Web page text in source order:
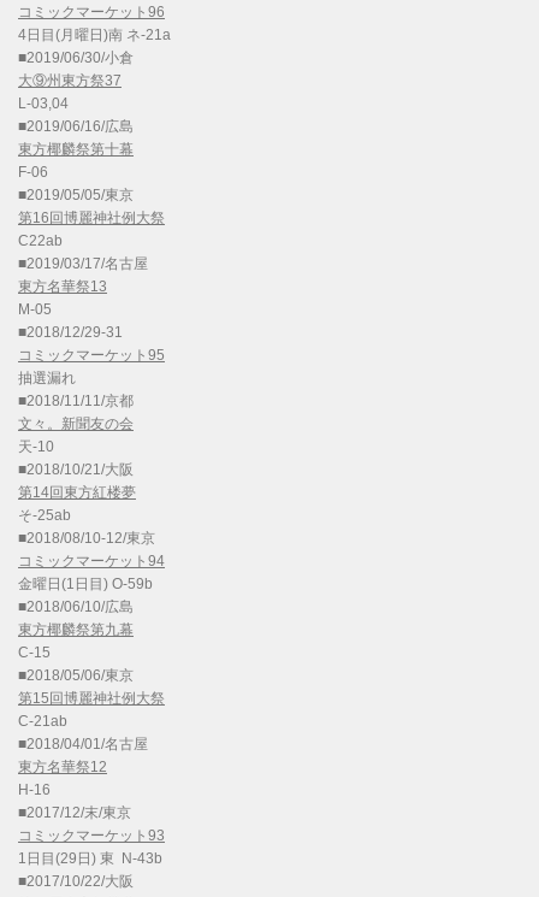
コミックマーケット96
4日目(月曜日)南 ネ-21a
■2019/06/30/小倉
大⑨州東方祭37
L-03,04
■2019/06/16/広島
東方椰麟祭第十幕
F-06
■2019/05/05/東京
第16回博麗神社例大祭
C22ab
■2019/03/17/名古屋
東方名華祭13
M-05
■2018/12/29-31
コミックマーケット95
抽選漏れ
■2018/11/11/京都
文々。新聞友の会
天-10
■2018/10/21/大阪
第14回東方紅楼夢
そ-25ab
■2018/08/10-12/東京
コミックマーケット94
金曜日(1日目) O-59b
■2018/06/10/広島
東方椰麟祭第九幕
C-15
■2018/05/06/東京
第15回博麗神社例大祭
C-21ab
■2018/04/01/名古屋
東方名華祭12
H-16
■2017/12/末/東京
コミックマーケット93
1日目(29日) 東 N-43b
■2017/10/22/大阪